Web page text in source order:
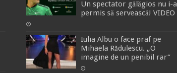
Un spectator gălăgios nu i-a
permis să servească! VIDEO
Iulia Albu o face praf pe
Mihaela Rădulescu. „O
imagine de un penibil rar”